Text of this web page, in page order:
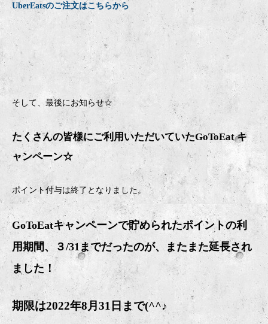
UberEatsのご注文はこちらから
そして、最後にお知らせ☆
たくさんの皆様にご利用いただいていたGoToEat キ
ャンペーン☆
ポイント付与は終了となりました。
GoToEatキャンペーンで貯められたポイントの利
用期間、３/31までだったのが、またまた延長され
ました！
期限は2022年8月31日まで(^^♪